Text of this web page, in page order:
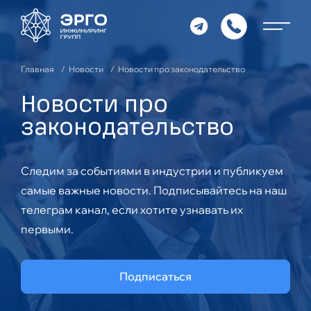
Главная Новости Новости про законодательство
Новости про
законодательство
Следим за событиями в индустрии и публикуем
самые важные новости. Подписывайтесь на наш
телеграм канал, если хотите узнавать их
первыми.
Подписаться